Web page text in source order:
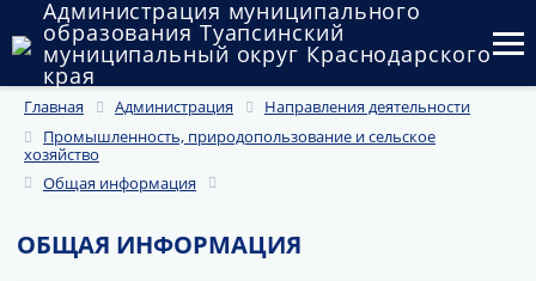
Администрация муниципального
образования Туапсинский
муниципальный округ Краснодарского
края
Округ
Администрация
Главная Администрация
Направления деятельности
Промышленность, природопользование и сельское
хозяйство
Общая информация
ОБЩАЯ ИНФОРМАЦИЯ